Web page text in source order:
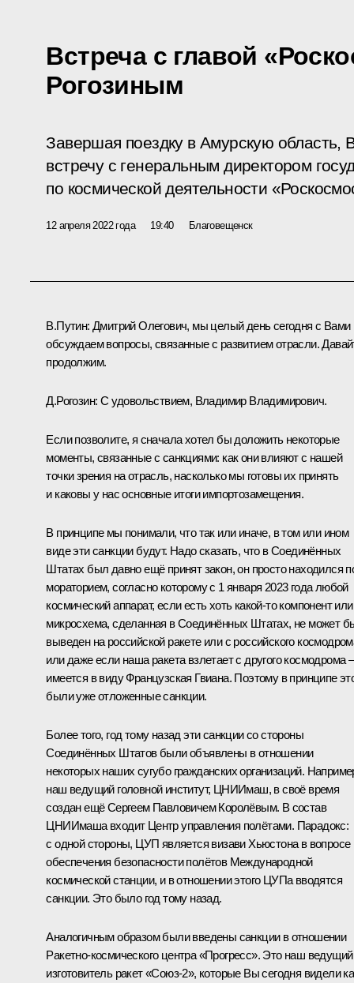
Встреча с главой
Рогозиным
Завершая поездку в Амурскую область,
встречу с генеральным директором
по космической деятельности
12 апреля 2022 года 19:40 Благовещенск
В.Путин: Дмитрий Олегович, мы целый день сегодня с Вами
обсуждаем вопросы, связанные с развитием отрасли.
продолжим.
Д.Рогозин: С удовольствием, Владимир Владимирович.
Если позволите, я сначала хотел бы доложить некоторые
моменты, связанные с санкциями: как они влияют с нашей
точки зрения на отрасль, насколько мы готовы их принять
и каковы у нас основные итоги импортозамещения.
В принципе мы понимали, что так или иначе, в том или ином
виде эти санкции будут. Надо сказать, что в Соединённых
Штатах был давно ещё принят закон, он просто находился
мораторием, согласно которому с 1 января 2023 года любой
космический аппарат, если есть хоть какой-то компонент или
микросхема, сделанная в Соединённых Штатах, не может
выведен на российской ракете или с российского
или даже если наша ракета взлетает с другого космодрома –
имеется в виду Французская Гвиана. Поэтому в принципе
были уже отложенные санкции.
Более того, год тому назад эти санкции со стороны
Соединённых Штатов были объявлены в отношении
некоторых наших сугубо гражданских организаций.
наш ведущий головной институт, ЦНИИмаш, в своё время
создан ещё Сергеем Павловичем Королёвым. В состав
ЦНИИмаша входит Центр управления полётами. Парадокс:
с одной стороны, ЦУП является визави Хьюстона в вопросе
обеспечения безопасности полётов Международной
космической станции, и в отношении этого ЦУПа вводятся
санкции. Это было год тому назад.
Аналогичным образом были введены санкции в отношении
Ракетно-космического центра «Прогресс». Это наш ведущий
изготовитель ракет «Союз-2», которые Вы сегодня видели